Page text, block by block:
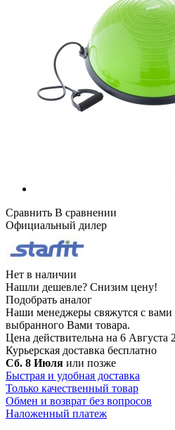
Сравнить В сравнении
Официальный дилер
Нет в наличии
Нашли дешевле? Снизим цену!
Подобрать аналог
Наши менеджеры свяжутся с вами
выбранного Вами товара.
Цена действительна на 6 Августа
Курьерская доставка бесплатно
Сб. 8 Июля или позже
Быстрая и удобная доставка
Только качественный товар
Обмен и возврат без вопросов
Наложенный платеж